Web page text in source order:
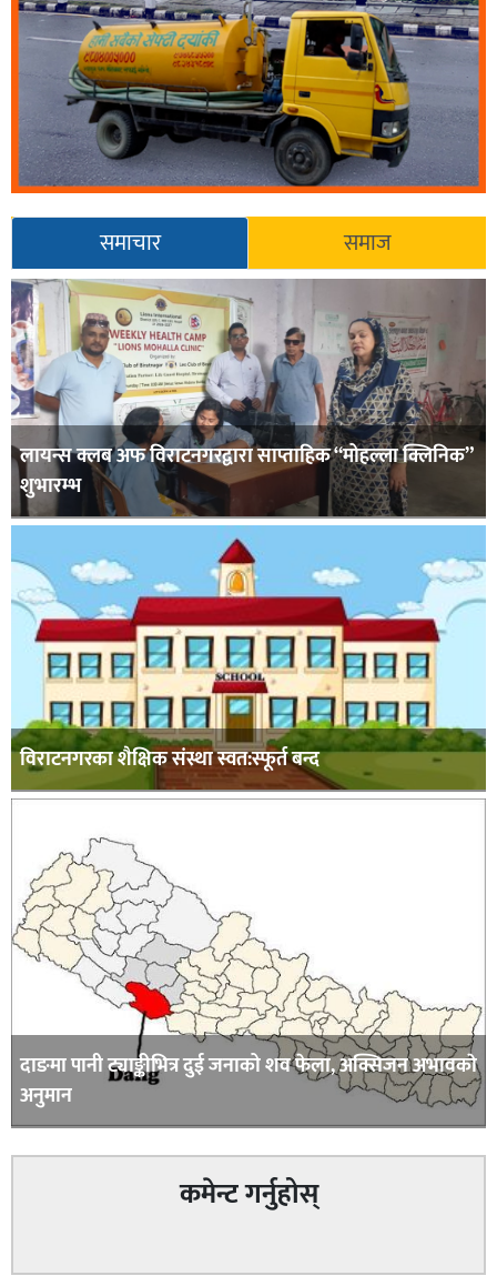
समाचार समाज
लायन्स क्लब अफ विराटनगरद्वारा साप्ताहिक “मोहल्ला क्लिनिक”
शुभारम्भ
विराटनगरका शैक्षिक संस्था स्वत:स्फूर्त बन्द
दाङमा पानी ट्याङ्कीभित्र दुई जनाको शव फेला, अक्सिजन अभावकाे
अनुमान
कमेन्ट गर्नुहोस्